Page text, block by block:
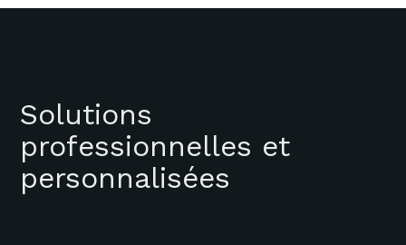
Solutions
professionnelles et
personnalisées